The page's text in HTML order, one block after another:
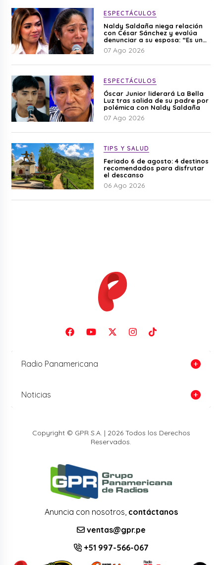
ESPECTÁCULOS
Naldy Saldaña niega relación
con César Sánchez y evalúa
denunciar a su esposa: “Es una
difamación”
07 Ago 2026
ESPECTÁCULOS
Óscar Junior liderará La Bella
Luz tras salida de su padre por
polémica con Naldy Saldaña
07 Ago 2026
TIPS Y SALUD
Feriado 6 de agosto: 4 destinos
recomendados para disfrutar
el descanso
06 Ago 2026
Radio Panamericana
Noticias
Copyright © GPR S.A. | 2026 Todos los Derechos
Reservados.
Anuncia con nosotros, contáctanos
ventas@gpr.pe
+51 997-566-067